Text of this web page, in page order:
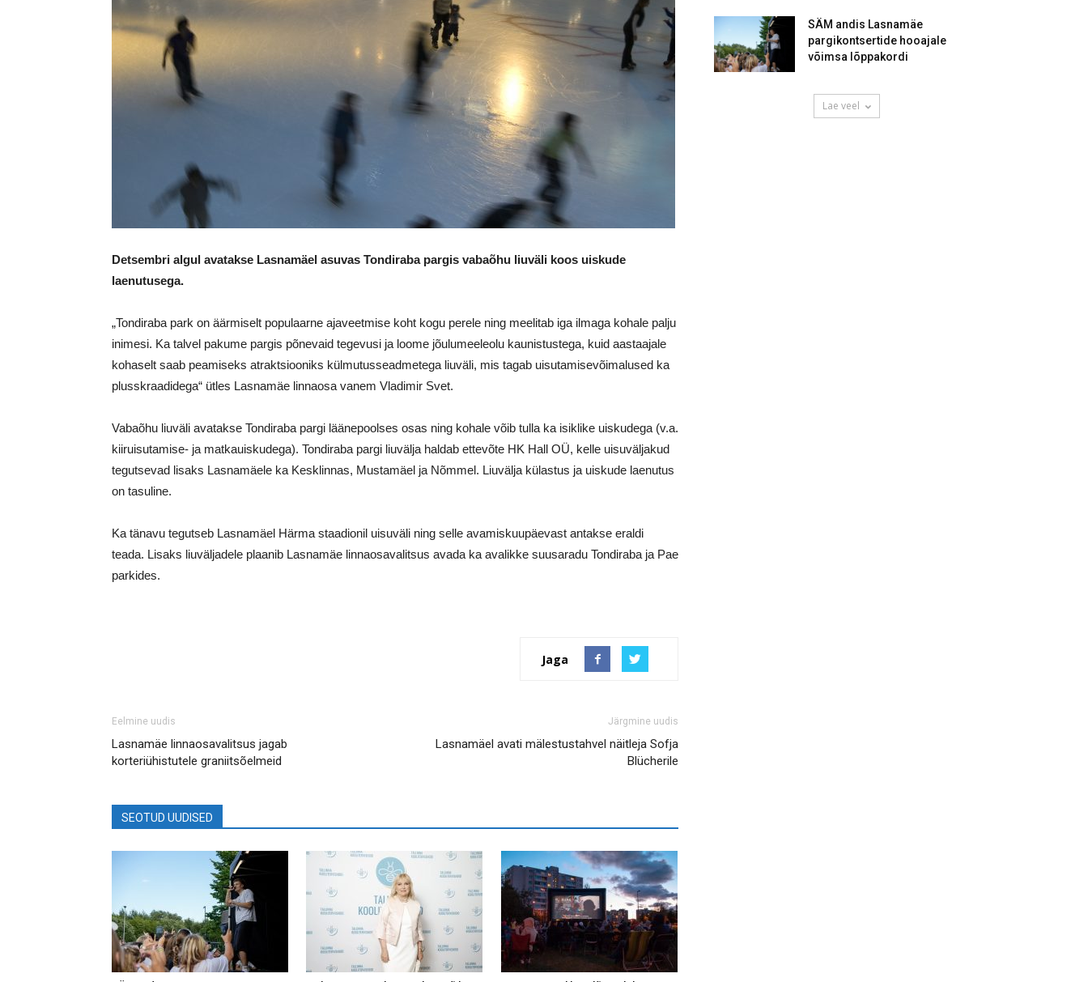
Detsembri algul avatakse Lasnamäel asuvas Tondiraba pargis vabaõhu liuväli koos uiskude
laenutusega.
„Tondiraba park on äärmiselt populaarne ajaveetmise koht kogu perele ning meelitab iga ilmaga kohale palju
inimesi. Ka talvel pakume pargis põnevaid tegevusi ja loome jõulumeeleolu kaunistustega, kuid aastaajale
kohaselt saab peamiseks atraktsiooniks külmutusseadmetega liuväli, mis tagab uisutamisevõimalused ka
plusskraadidega“ ütles Lasnamäe linnaosa vanem Vladimir Svet.
Vabaõhu liuväli avatakse Tondiraba pargi läänepoolses osas ning kohale võib tulla ka isiklike uiskudega (v.a.
kiiruisutamise- ja matkauiskudega). Tondiraba pargi liuvälja haldab ettevõte HK Hall OÜ, kelle uisuväljakud
tegutsevad lisaks Lasnamäele ka Kesklinnas, Mustamäel ja Nõmmel. Liuvälja külastus ja uiskude laenutus
on tasuline.
Ka tänavu tegutseb Lasnamäel Härma staadionil uisuväli ning selle avamiskuupäevast antakse eraldi
teada. Lisaks liuväljadele plaanib Lasnamäe linnaosavalitsus avada ka avalikke suusaradu Tondiraba ja Pae
parkides.
Jaga
Eelmine uudis
Lasnamäe linnaosavalitsus jagab
korteriühistutele graniitsõelmeid
Järgmine uudis
Lasnamäel avati mälestustahvel näitleja Sofja
Blücherile
SEOTUD UUDISED
SÄM andis Lasnamäe
pargikontsertide hooajale
võimsa lõppakordi
Lae veel